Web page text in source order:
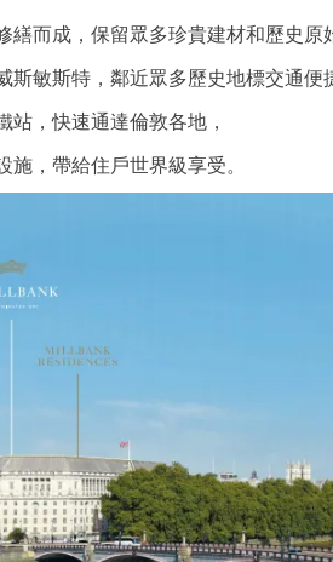
繕而成，保留眾多珍貴建材和歷史原
斯敏斯特，鄰近眾多歷史地標交通便
站，快速通達倫敦各地，
，帶給住戶世界級享受。